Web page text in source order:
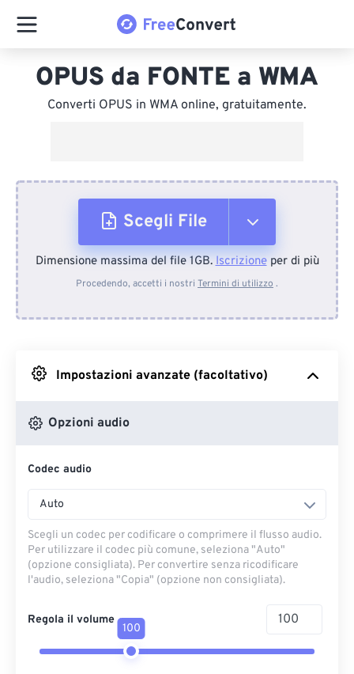
OPUS da FONTE a WMA
Converti OPUS in WMA online, gratuitamente.
Scegli File
Dal dispositivo
Da Google Drive
Dimensione massima del file 1GB.Iscrizioneper di più
Procedendo, accetti i nostri Termini di utilizzo .
Impostazioni avanzate (facoltativo)
Opzioni audio
Codec audio
Auto
Scegli un codec per codificare o comprimere il flusso audio.
Per utilizzare il codec più comune, seleziona "Auto"
(opzione consigliata). Per convertire senza ricodificare
l'audio, seleziona "Copia" (opzione non consigliata).
Regola il volume
100